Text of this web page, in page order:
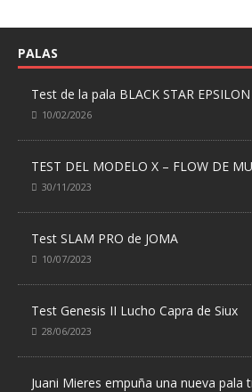
PALAS
Test de la pala BLACK STAR
10/02/2026
TEST DEL MODELO X – FLOW DE
30/11/2023
Test SLAM PRO de JOMA
10/07/2023
Test Genesis II Lucho Capra de Siux
28/06/2023
Juani Mieres empuña una nueva pala